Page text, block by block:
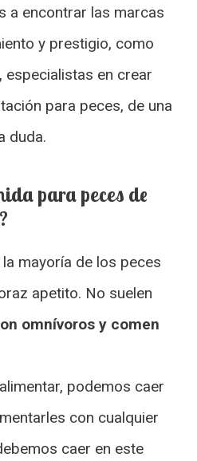
a encontrar las marcas
y prestigio, como
especialistas en crear
para peces, de una
duda.
para peces de
mayoría de los peces
apetito. No suelen
omnívoros y comen
podemos caer
con cualquier
caer en este